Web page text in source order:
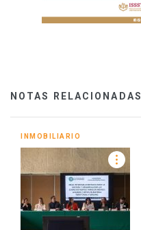
NOTAS RELACIONADAS
INMOBILIARIO